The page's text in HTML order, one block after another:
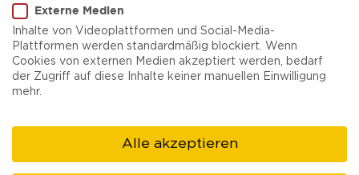
Wir arbeiten an mehreren Marken und Produkten
rund um das Thema „Tourismus im Ruhrgebiet“. Um
das touristische Potenzial der Region optimal
zusammengefunden, in denen ständig neue kreative
Ideen zum Tourismus-Marketing entwickelt werden.
Externe Medien
Inhalte von Videoplattformen und Social-Media-
Plattformen werden standardmäßig blockiert. Wenn
Cookies von externen Medien akzeptiert werden, bedarf
der Zugriff auf diese Inhalte keiner manuellen Einwilligung
mehr.
Alle akzeptieren